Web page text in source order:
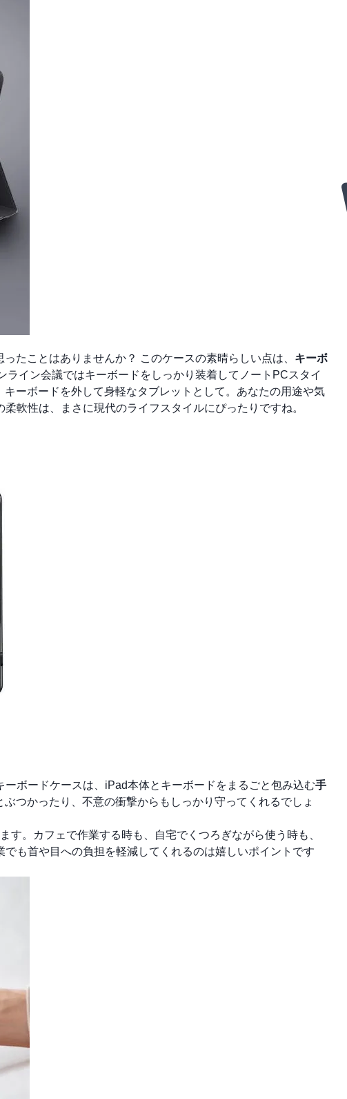
たことはありませんか？ このケースの素晴らしい点は、 キーボ
ライン会議ではキーボードをしっかり装着してノートPCスタイ
ーボードを外して身軽なタブレットとして。あなたの用途や気
軟性は、まさに現代のライフスタイルにぴったりですね。
ボードケースは、iPad本体とキーボードをまるごと包み込む手
つかったり、不意の衝撃からもしっかり守ってくれるでしょ
す。カフェで作業する時も、自宅でくつろぎながら使う時も、
も首や目への負担を軽減してくれるのは嬉しいポイントです